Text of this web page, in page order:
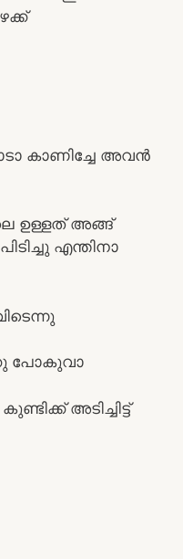
കാണിച്ചേ അവൻ
ഉള്ളത് അങ്ങ്
എന്തിനാ
പോകുവാ
അടിച്ചിട്ട്